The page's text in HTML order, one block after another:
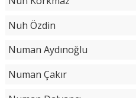
Nuh Özdin
Numan Aydınoğlu
Numan Çakır